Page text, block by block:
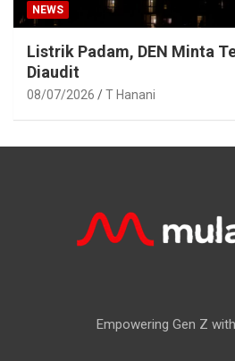
NEWS
Listrik Padam, DEN Minta
Diaudit
08/07/2026 T Hanani
Empowering Gen Z